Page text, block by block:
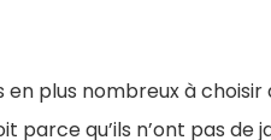
en plus nombreux à
parce qu’ils n’ont pas de